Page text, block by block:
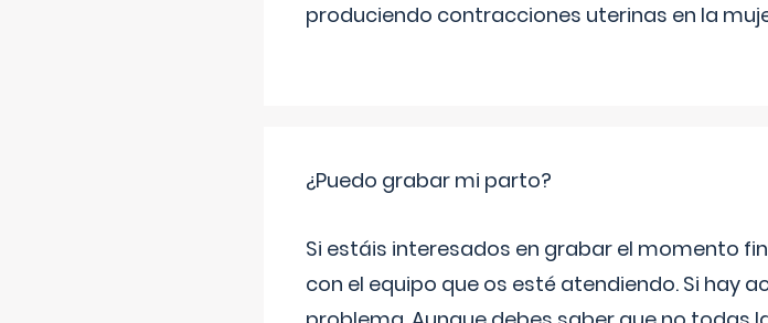
produciendo contracciones uterinas en la
¿Puedo grabar mi parto?
Si estáis interesados en grabar el momento
con el equipo que os esté atendiendo. Si hay